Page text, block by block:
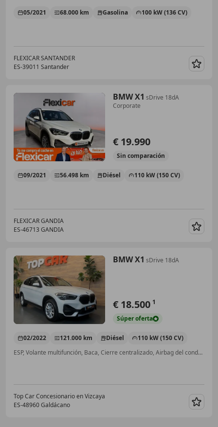
05/2021 68.000 km Gasolina 100 kW (136 CV)
FLEXICAR SANTANDER
ES-39011 Santander
BMW X1 sDrive 18dA
Corporate
€ 19.990
Sin comparación
09/2021 56.498 km Diésel 110 kW (150 CV)
FLEXICAR GANDIA
ES-46713 GANDIA
BMW X1 sDrive 18dA
€ 18.500 1
Súperoferta
02/2022 121.000 km Diésel
110 kW (150 CV)
ESP, Volante multifunción, Baca, Cierre centralizado, Airbag del conductor
Top Car Concesionario en Vizcaya
ES-48960 Galdácano